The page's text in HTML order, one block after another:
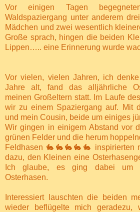
Vor einigen Tagen
Waldspaziergang unter anderem
Mädchen und zwei wesentlich
Große sprach, hingen die beiden
Lippen….. eine Erinnerung wurde
Vor vielen, vielen Jahren, ich
Jahre alt, fand das alljährliche
meinen Großeltern statt. Im Laufe
wir zu einem Spaziergang auf. Mit
und mein Cousin, beide um einiges
Wir gingen in einigem Abstand vor
grünen Felder und die herum
Feldhasen 🐇🐇🐇🐇🐇 inspirierten
dazu, den Kleinen eine
Ich glaube, es ging dabei um
Osterhasen.
Interessiert lauschten die beiden
wieder beflügelte mich geradezu,